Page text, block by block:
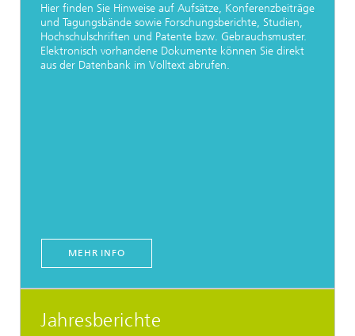
Hier finden Sie Hinweise auf Aufsätze, Konferenzbeiträge
und Tagungsbände sowie Forschungsberichte, Studien,
Hochschulschriften und Patente bzw. Gebrauchsmuster.
Elektronisch vorhandene Dokumente können Sie direkt
aus der Datenbank im Volltext abrufen.
MEHR INFO
Jahresberichte